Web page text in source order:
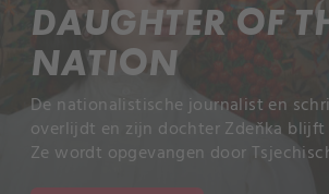
DAUGHTER OF
NATION
De nationalistische journalist en
overlijdt en zijn dochter Zdeňka blijft
Ze wordt opgevangen door